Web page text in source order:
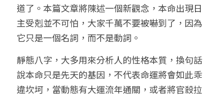
五行計算初階班
五行計算高階班
團隊訓練營
輕鬆學會科學八字推理
FB粉絲頁
繁體中文
0938617837
support@p8zicourse.com
五行八字線上班
道了。本篇文章將陳述一個新觀念，本命出現日
主受剋並不可怕，大家千萬不要被嚇到了，因為
它只是一個名詞，而不是動詞。
靜態八字，大多用來分析人的性格本質，換句話
說本命只是先天的基因，不代表命運將會如此乖
違坎坷，當動態有大運流年通關，或者將官殺拉